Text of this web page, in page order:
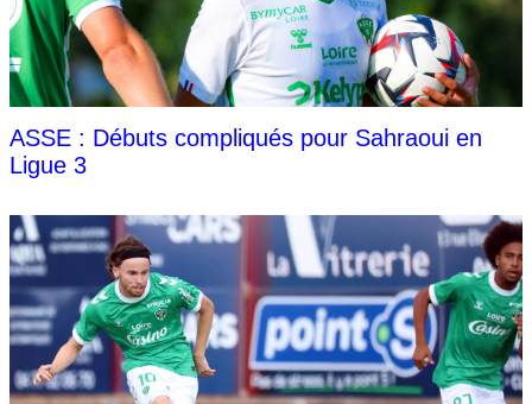
ASSE : Débuts compliqués pour Sahraoui en
Ligue 3